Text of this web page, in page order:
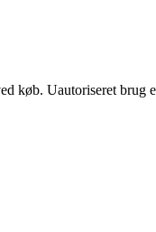
køb. Uautoriseret brug